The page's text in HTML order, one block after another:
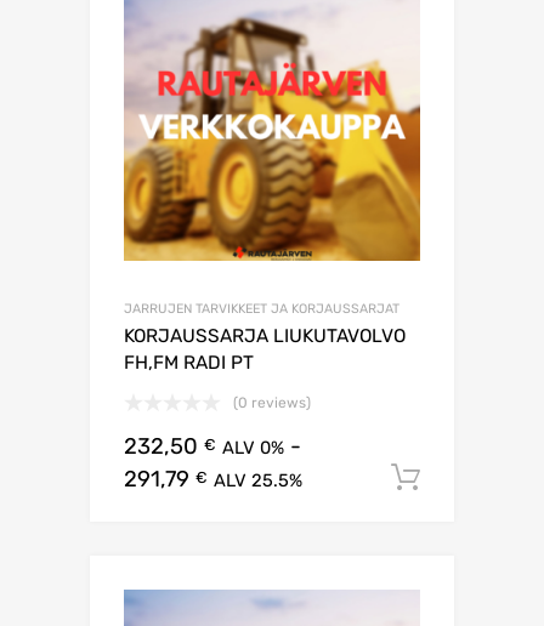
JARRUJEN TARVIKKEET JA KORJAUSSARJAT
KORJAUSSARJA LIUKUTAVOLVO
FH,FM RADI PT
(0 reviews)
232,50 € ALV 0% -
291,79 € ALV 25.5%